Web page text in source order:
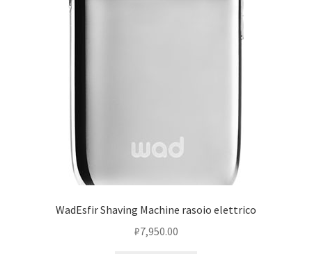
WadEsfir Shaving Machine rasoio elettrico
₽7,950.00